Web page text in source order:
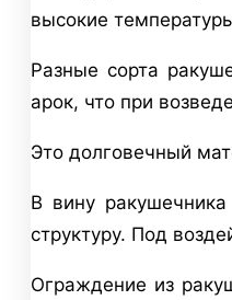
высокие
Разные сорта
арок, что при
Это долговечный
В вину
структуру. Под
Ограждение из